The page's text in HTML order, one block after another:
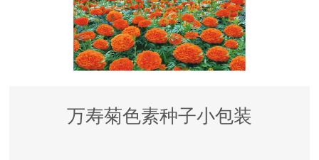
万寿菊色素种子小包装